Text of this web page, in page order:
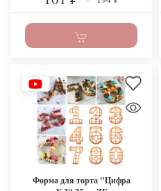
Форма для торта "Цифра